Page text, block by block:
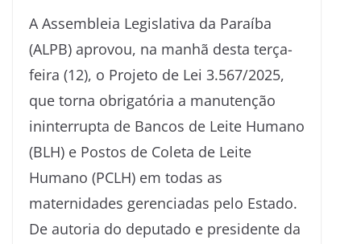
A Assembleia Legislativa da Paraíba
(ALPB) aprovou, na manhã desta terça-
feira (12), o Projeto de Lei 3.567/2025,
que torna obrigatória a manutenção
ininterrupta de Bancos de Leite Humano
(BLH) e Postos de Coleta de Leite
Humano (PCLH) em todas as
maternidades gerenciadas pelo Estado.
De autoria do deputado e presidente da